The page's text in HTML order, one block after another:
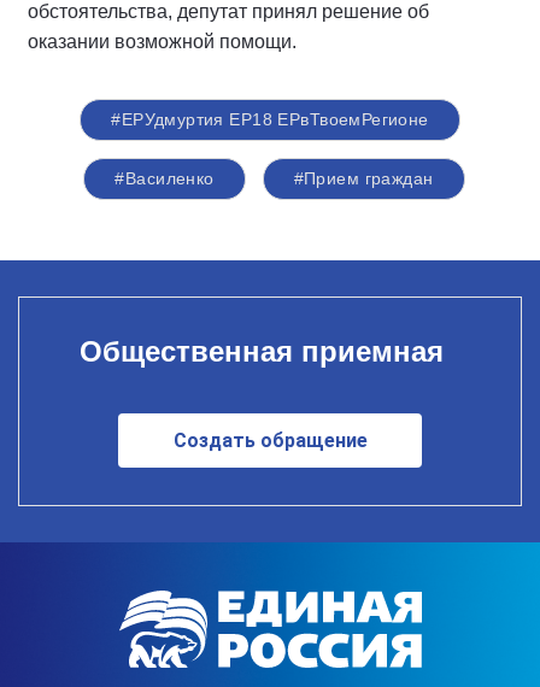
обстоятельства, депутат принял решение об
оказании возможной помощи.
#ЕРУдмуртия ЕР18 ЕРвТвоемРегионе
#Василенко #Прием граждан
Общественная приемная
Создать обращение